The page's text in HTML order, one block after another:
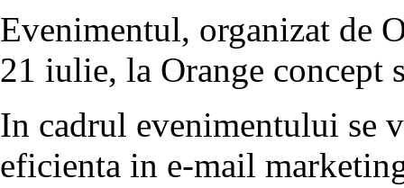
Evenimentul, organizat de
21 iulie, la Orange concept
In cadrul evenimentului se
eficienta in e-mail